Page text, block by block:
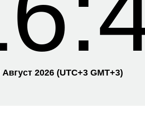
2026 (UTC+3 GMT+3)